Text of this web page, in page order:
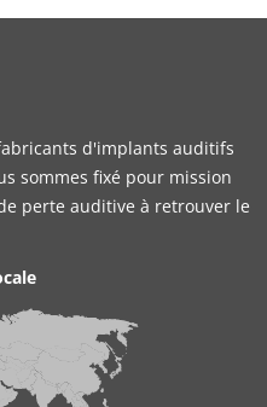
d'implants auditifs
sommes fixé pour mission
perte auditive à retrouver le